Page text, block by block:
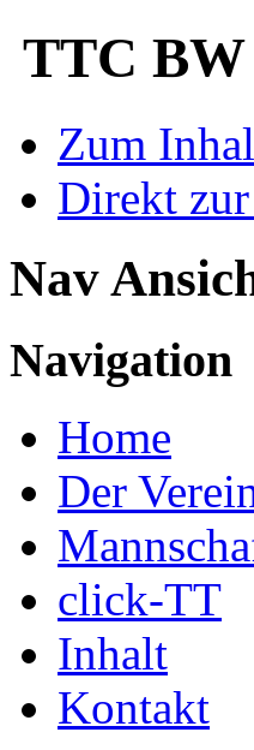
TTC BW
Zum
Direkt
Nav
Navigation
Home
Der
click-TT
Inhalt
Kontakt